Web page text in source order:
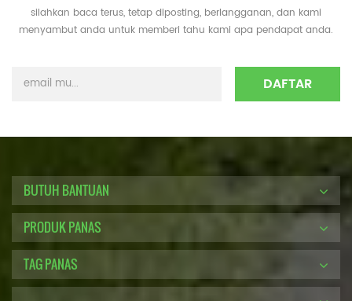
silahkan baca terus, tetap diposting, berlangganan, dan kami
menyambut anda untuk memberi tahu kami apa pendapat anda.
BUTUH BANTUAN
PRODUK PANAS
TAG PANAS